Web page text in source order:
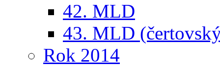
42. MLD
43. MLD
Rok 2014